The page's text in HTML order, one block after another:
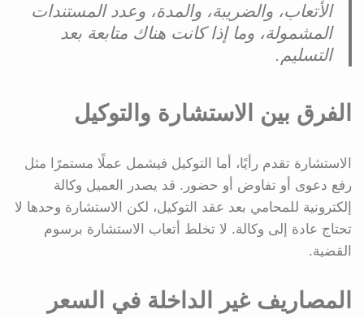
الأتعاب، والضريبة، والمدة، وعدد المستندات
المشمولة، وما إذا كانت هناك متابعة بعد
التسليم.
الفرق بين الاستشارة والتوكيل
الاستشارة تقدم رأيًا، أما التوكيل فيشمل عملًا مستمرًا مثل
رفع دعوى أو تفاوض أو حضور. قد يصدر العميل وكالة
إلكترونية للمحامي بعد عقد التوكيل، لكن الاستشارة وحدها لا
تحتاج عادة إلى وكالة. لا تخلط أتعاب الاستشارة برسوم
القضية.
المصاريف غير الداخلة في السعر